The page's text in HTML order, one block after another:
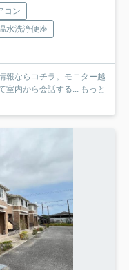
コン
水洗浄便座
ならコチラ。モニター越
室内から会話する... もっと